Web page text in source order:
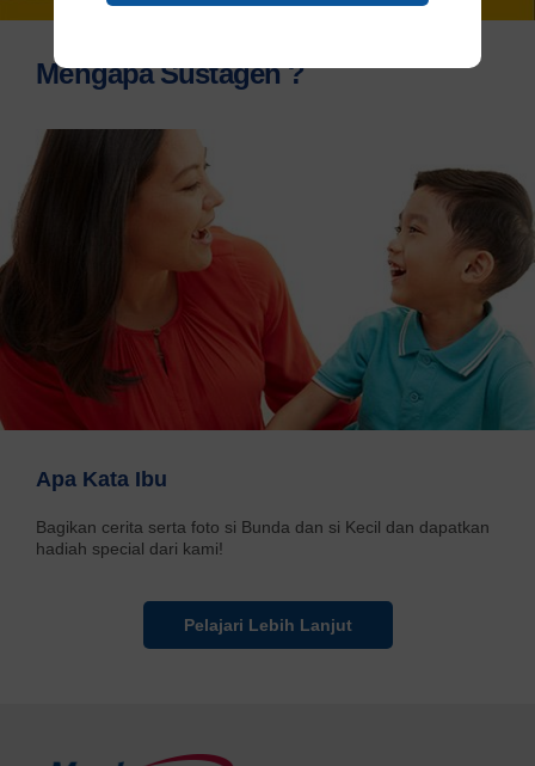
Mengapa Sustagen ?
Apa Kata Ibu
Bagikan cerita serta foto si Bunda dan si Kecil dan dapatkan
hadiah special dari kami!
Pelajari Lebih Lanjut